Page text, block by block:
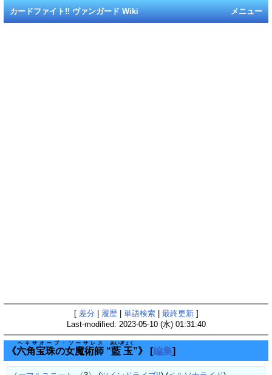
メニュー
カードファイト!! ヴァンガード Wiki
[ 差分 履歴| 単語検索| 最終更新]
Last-modified: 2023-05-10 (水) 01:31:40
《六角宝珠の女魔術師
ヘキサオーブ・ソーサレス
“藍玉
あいぎょく
”》 [編集]